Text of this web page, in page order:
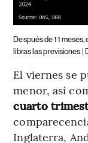
Después de 11
libras las previsiones
El viernes se
menor, así
cuarto
Inglaterra,